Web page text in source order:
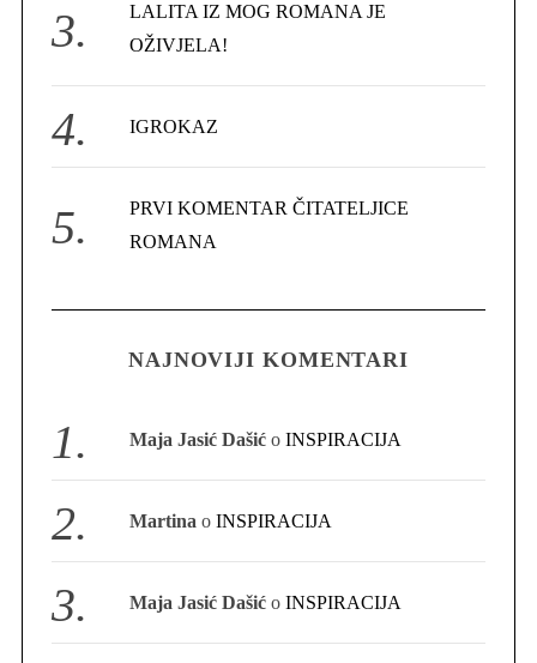
LALITA IZ MOG ROMANA JE
OŽIVJELA!
IGROKAZ
PRVI KOMENTAR ČITATELJICE
ROMANA
NAJNOVIJI KOMENTARI
Maja Jasić Dašić oINSPIRACIJA
Martina oINSPIRACIJA
Maja Jasić Dašić oINSPIRACIJA
f
: